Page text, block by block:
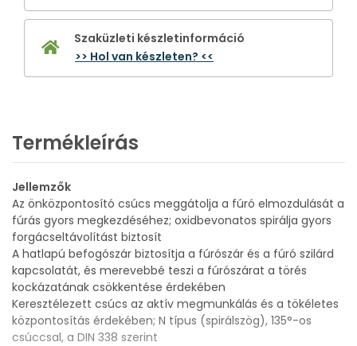
Szaküzleti készletinformáció
>> Hol van készleten? <<
Termékleírás
Jellemzők
Az önközpontosító csúcs meggátolja a fúró elmozdulását a
fúrás gyors megkezdéséhez; oxidbevonatos spirálja gyors
forgácseltávolítást biztosít
A hatlapú befogószár biztosítja a fúrószár és a fúró szilárd
kapcsolatát, és merevebbé teszi a fúrószárat a törés
kockázatának csökkentése érdekében
Keresztélezett csúcs az aktív megmunkálás és a tökéletes
központosítás érdekében; N típus (spirálszög), 135°-os
csúccsal, a DIN 338 szerint